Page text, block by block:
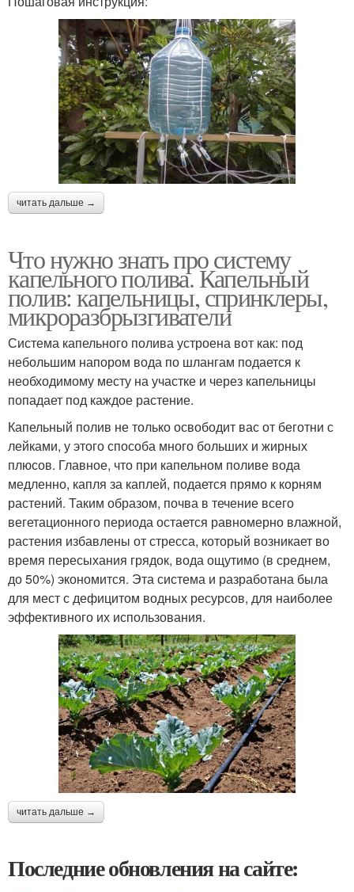
читать дальше →
Что нужно знать про систему
капельного полива. Капельный
полив: капельницы, спринклеры,
микроразбрызгиватели
Система капельного полива устроена вот как: под
небольшим напором вода по шлангам подается к
необходимому месту на участке и через капельницы
попадает под каждое растение.
Капельный полив не только освободит вас от беготни с
лейками, у этого способа много больших и жирных
плюсов. Главное, что при капельном поливе вода
медленно, капля за каплей, подается прямо к корням
растений. Таким образом, почва в течение всего
вегетационного периода остается равномерно влажной,
растения избавлены от стресса, который возникает во
время пересыхания грядок, вода ощутимо (в среднем,
до 50%) экономится. Эта система и разработана была
для мест с дефицитом водных ресурсов, для наиболее
эффективного их использования.
читать дальше →
Последние обновления на сайте: